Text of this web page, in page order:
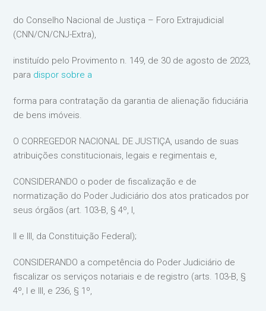
do Conselho Nacional de Justiça – Foro Extrajudicial
(CNN/CN/CNJ-Extra),
instituído pelo Provimento n. 149, de 30 de agosto de 2023,
para dispor sobre a
forma para contratação da garantia de alienação fiduciária
de bens imóveis.
O CORREGEDOR NACIONAL DE JUSTIÇA, usando de suas
atribuições constitucionais, legais e regimentais e,
CONSIDERANDO o poder de fiscalização e de
normatização do Poder Judiciário dos atos praticados por
seus órgãos (art. 103-B, § 4º, I,
II e III, da Constituição Federal);
CONSIDERANDO a competência do Poder Judiciário de
fiscalizar os serviços notariais e de registro (arts. 103-B, §
4º, I e III, e 236, § 1º,